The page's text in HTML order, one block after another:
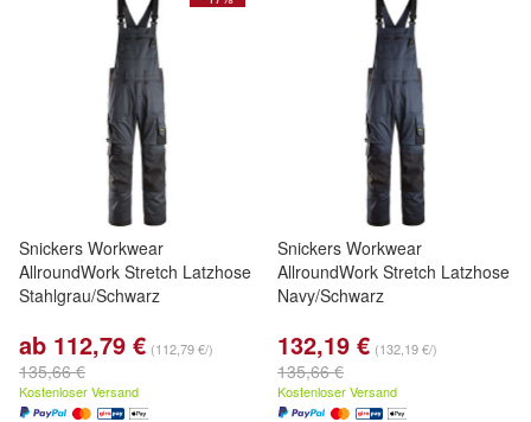
Snickers Workwear
AllroundWork Stretch Latzhose
Stahlgrau/Schwarz
ab 112,79 € (112,79 €/)
135,66 €
Kostenloser Versand
Snickers Workwear
AllroundWork Stretch Latzhose
Navy/Schwarz
132,19 € (132,19 €/)
135,66 €
Kostenloser Versand